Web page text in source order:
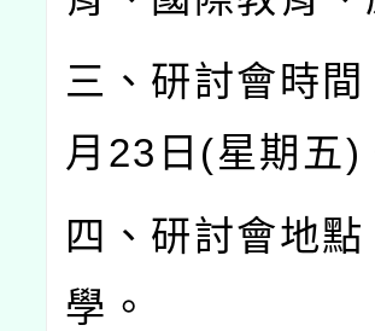
三、研討會時
月 23 日 (星期五)
四、研討會地
學。